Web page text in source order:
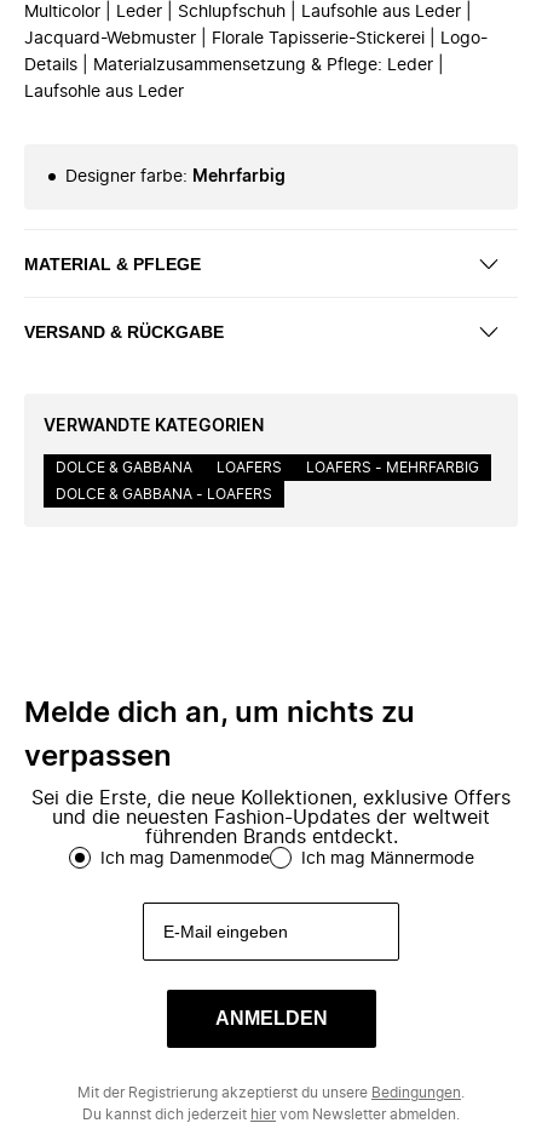
Multicolor | Leder | Schlupfschuh | Laufsohle aus Leder |
Jacquard-Webmuster | Florale Tapisserie-Stickerei | Logo-
Details | Materialzusammensetzung & Pflege: Leder |
Laufsohle aus Leder
Designer farbe: Mehrfarbig
MATERIAL & PFLEGE
VERSAND & RÜCKGABE
VERWANDTE KATEGORIEN
DOLCE & GABBANA LOAFERS
LOAFERS - MEHRFARBIG
DOLCE & GABBANA - LOAFERS
Melde dich an, um nichts zu
verpassen
Sei die Erste, die neue Kollektionen, exklusive Offers
und die neuesten Fashion-Updates der weltweit
führenden Brands entdeckt.
Ich mag Damenmode Ich mag Männermode
ANMELDEN
Mit der Registrierung akzeptierst du unsere Bedingungen
Du kannst dich jederzeit hiervom Newsletter abmelden.